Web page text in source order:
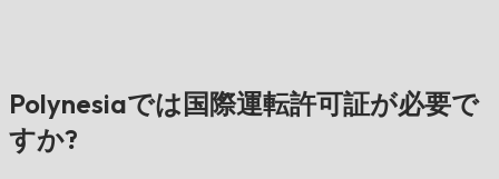
Polynesiaでは国際運転許可証が必要で
すか?